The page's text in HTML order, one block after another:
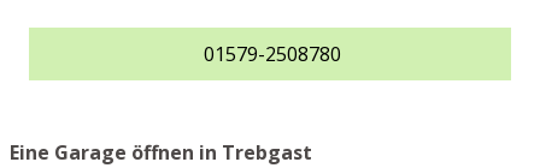
01579-2508780
Eine Garage öffnen in Trebgast